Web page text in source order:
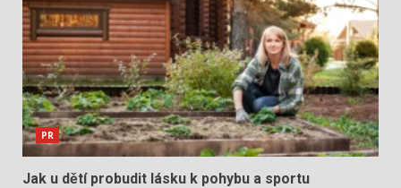
PR
Jak u dětí probudit lásku k pohybu a sportu